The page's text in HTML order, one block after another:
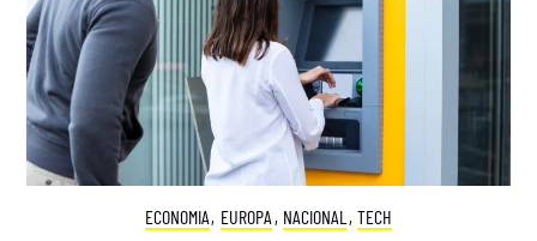
ECONOMIA, EUROPA , NACIONAL , TECH